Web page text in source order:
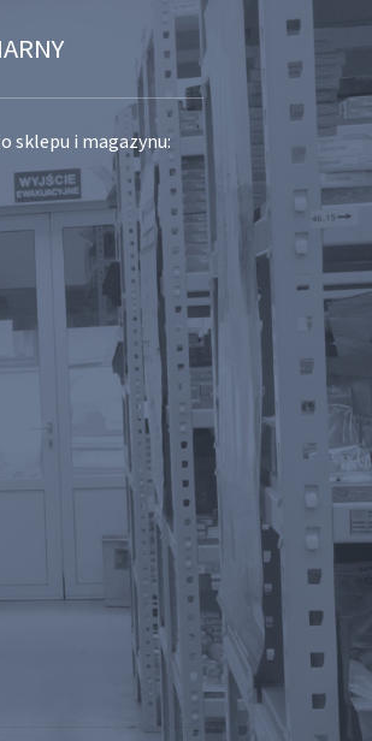
sklepu i magazynu: